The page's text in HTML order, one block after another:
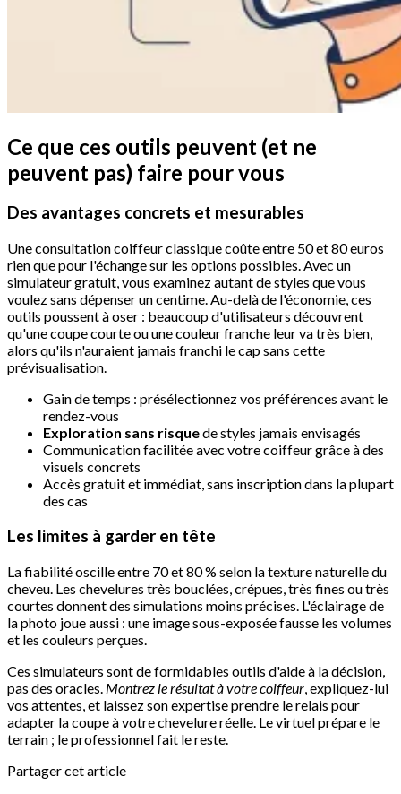
Ce que ces outils peuvent (et ne
peuvent pas) faire pour vous
Des avantages concrets et mesurables
Une consultation coiffeur classique coûte entre 50 et 80 euros
rien que pour l'échange sur les options possibles. Avec un
simulateur gratuit, vous examinez autant de styles que vous
voulez sans dépenser un centime. Au-delà de l'économie, ces
outils poussent à oser : beaucoup d'utilisateurs découvrent
qu'une coupe courte ou une couleur franche leur va très bien,
alors qu'ils n'auraient jamais franchi le cap sans cette
prévisualisation.
Gain de temps : présélectionnez vos préférences avant le
rendez-vous
Exploration sans risquede styles jamais envisagés
Communication facilitée avec votre coiffeur grâce à des
visuels concrets
Accès gratuit et immédiat, sans inscription dans la plupart
des cas
Les limites à garder en tête
La fiabilité oscille entre 70 et 80 % selon la texture naturelle du
cheveu. Les chevelures très bouclées, crépues, très fines ou très
courtes donnent des simulations moins précises. L'éclairage de
la photo joue aussi : une image sous-exposée fausse les volumes
et les couleurs perçues.
Ces simulateurs sont de formidables outils d'aide à la décision,
pas des oracles. Montrez le résultat à votre coiffeur , expliquez-lui
vos attentes, et laissez son expertise prendre le relais pour
adapter la coupe à votre chevelure réelle. Le virtuel prépare le
terrain ; le professionnel fait le reste.
Partager cet article